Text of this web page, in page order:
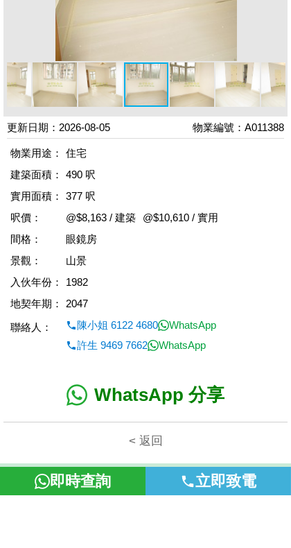
更新日期：2026-08-05 物業編號：A011388
物業用途：
住宅
建築面積：
490 呎
實用面積：
377 呎
呎價：
@$8,163 / 建築
@$10,610 / 實用
間格：
眼鏡房
景觀：
山景
入伙年份：
1982
地契年期：
2047
聯絡人：
陳小姐 6122 4680
WhatsApp
許生 9469 7662
WhatsApp
WhatsApp 分享
< 返回
即時查詢 立即致電
本網頁所提供資料僅作參考用途。若因錯漏而引致任何不便或損
失，富裕地產概不負責。